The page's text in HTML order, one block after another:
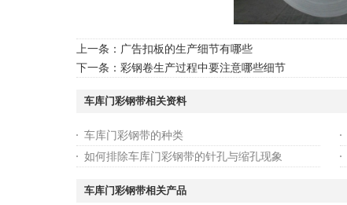
上一条： 广告扣板的生产细节有哪些
下一条： 彩钢卷生产过程中要注意哪些细节
车库门彩钢带相关资料
车库门彩钢带的种类
如何排除车库门彩钢带的针孔与缩孔现象
车库门彩钢带相关产品